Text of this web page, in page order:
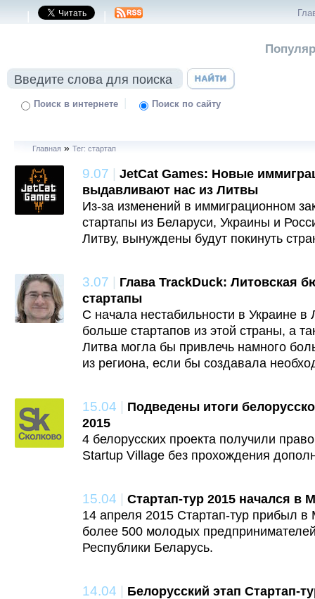
| |
Поиск в интернете | Поиск по сайту
Главная » Тег: стартап
9.07 | JetCat Games: Новые
выдавливают нас из Литвы
Из-за изменений в иммиграционном
стартапы из Беларуси, Украины и
Литву, вынуждены будут покинуть
3.07 | Глава TrackDuck: Литовская
стартапы
С начала нестабильности в Украине в
больше стартапов из этой страны, а
Литва могла бы привлечь намного
из региона, если бы создавала
15.04 | Подведены итоги
2015
4 белорусских проекта получили
Startup Village без прохождения
15.04 | Стартап-тур 2015 начался в
14 апреля 2015 Стартап-тур прибыл в
более 500 молодых
Республики Беларусь.
14.04 | Белорусский этап Стартап-